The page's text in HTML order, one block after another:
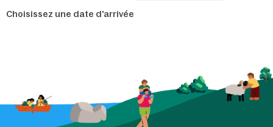
Choisissez une date d'arrivée